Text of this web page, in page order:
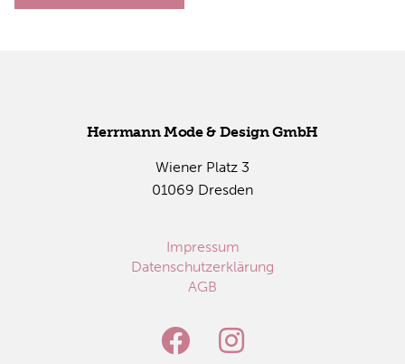
Herr­mann Mode & De­sign GmbH
Wie­ner Platz 3
01069 Dres­den
Impressum
Datenschutzerklärung
AGB